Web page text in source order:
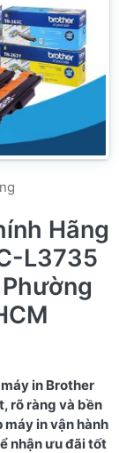
Hãng
L3735
in Brother
rõ ràng và bền
máy in vận hành
nhận ưu đãi tốt